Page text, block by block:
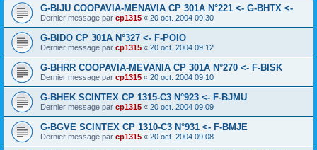
G-BIJU COOPAVIA-MENAVIA CP 301A N°221 <- G-BHTX <-
Dernier message par cp1315 « 20 oct. 2004 09:30
G-BIDO CP 301A N°327 <- F-POIO
Dernier message par cp1315 « 20 oct. 2004 09:12
G-BHRR COOPAVIA-MEVANIA CP 301A N°270 <- F-BISK
Dernier message par cp1315 « 20 oct. 2004 09:10
G-BHEK SCINTEX CP 1315-C3 N°923 <- F-BJMU
Dernier message par cp1315 « 20 oct. 2004 09:09
G-BGVE SCINTEX CP 1310-C3 N°931 <- F-BMJE
Dernier message par cp1315 « 20 oct. 2004 09:08